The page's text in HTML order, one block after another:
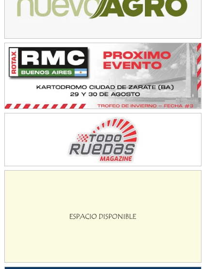
KDO - F6
ENTRERRIANO - F6 (POSTERGADA)
Parque de la Velocidad (Asfalto)
Villaguay (Entre Ríos)
VICTORIENSE - F7
Victoria (Entre Ríos)
Moto Club Reginense (Tierra)
Gral. E. Godoy (Río Negro)
CSK - F7